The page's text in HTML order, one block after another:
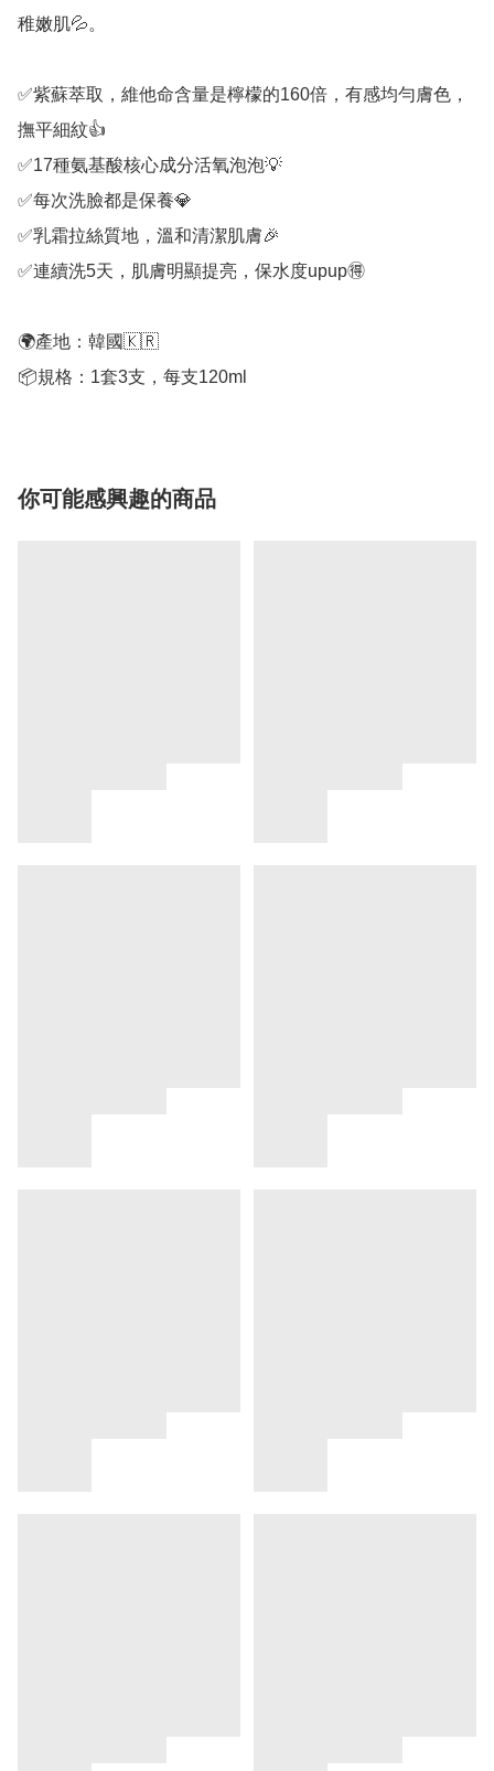
稚嫩肌💦。
✅紫蘇萃取，維他命含量是檸檬的160倍，有感均勻膚色，
撫平細紋👍
✅17種氨基酸核心成分活氧泡泡💡
✅每次洗臉都是保養💎
✅乳霜拉絲質地，溫和清潔肌膚🎉
✅連續洗5天，肌膚明顯提亮，保水度upup🉐
🌍產地：韓國🇰🇷
📦規格：1套3支，每支120ml
你可能感興趣的商品